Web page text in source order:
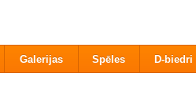
Galerijas Spēles D-biedri